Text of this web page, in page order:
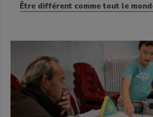
Être différent comme tout le